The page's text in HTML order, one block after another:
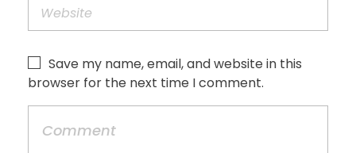
Save my name, email, and website in this
browser for the next time I comment.